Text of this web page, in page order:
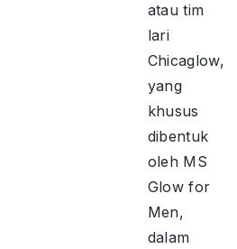
atau tim
lari
Chicaglow,
yang
khusus
dibentuk
oleh MS
Glow for
Men,
dalam